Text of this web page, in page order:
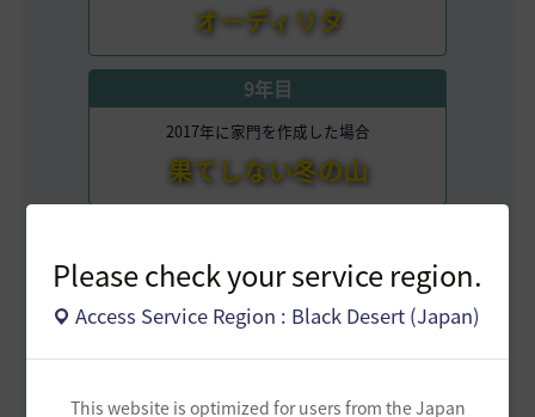
Please check your service region.
Access Service Region : Black Desert (Japan)
This website is optimized for users from the Japan
オーディリタ
9年目
2017年に家門を作成した場合
果てしない冬の山
2016年に家門を作成した場合
朝の国